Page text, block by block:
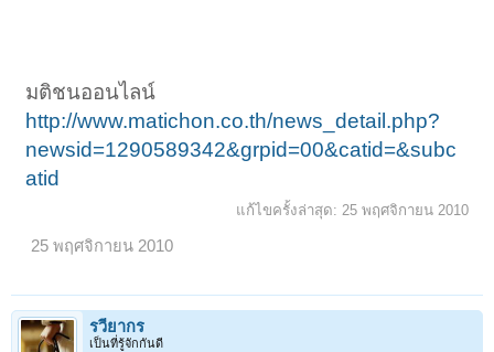
มติชนออนไลน์
http://www.matichon.co.th/news_detail.php?
newsid=1290589342&grpid=00&catid=&subc
atid
แก้ไขครั้งล่าสุด: 25 พฤศจิกายน 2010
25 พฤศจิกายน 2010
รวียากร
เป็นที่รู้จักกันดี